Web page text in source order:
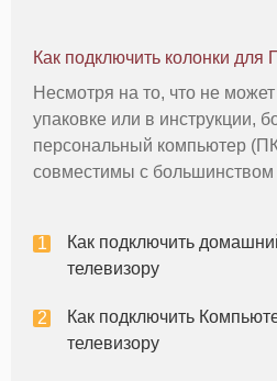
для телевизора. Кабели
Как подключить колонки для
Несмотря на то, что не
упаковке или в инструкции,
персональный компьютер
совместимы с большинством
будете иметь возможность
Как подключить
телевизору
Как подключить
телевизору